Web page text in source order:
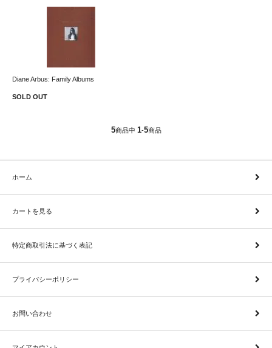
Diane Arbus: Family Albums
SOLD OUT
5商品中 1-5商品
ホーム
カートを見る
特定商取引法に基づく表記
プライバシーポリシー
お問い合わせ